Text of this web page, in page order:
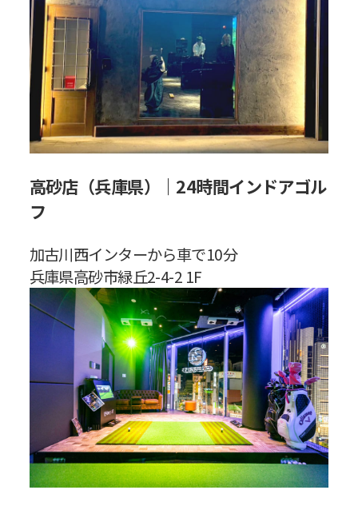
高砂店（兵庫県）｜24時間インドアゴル
フ
加古川西インターから車で10分
兵庫県高砂市緑丘2-4-2 1F